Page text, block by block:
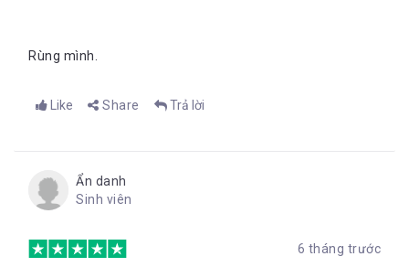
Rùng mình.
Like Share Trả lời
Ẩn danh
Sinh viên
6 tháng trước